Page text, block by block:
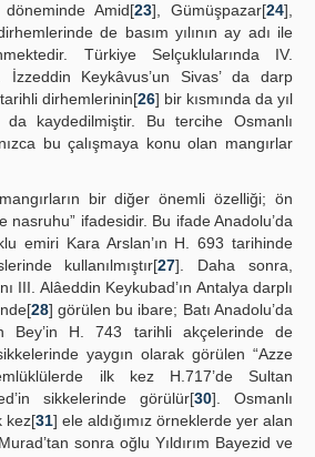
döneminde Amid[23], Gümüşpazar[24],
de basım yılının ay adı ile
Türkiye Selçuklularında IV.
İzzeddin Keykâvus’un Sivas’ da darp
dirhemlerinin[26] bir kısmında da yıl
kaydedilmiştir. Bu tercihe Osmanlı
bu çalışmaya konu olan mangırlar
bir diğer önemli özelliği; ön
nasruhu” ifadesidir. Bu ifade Anadolu’da
emiri Kara Arslan’ın H. 693 tarihinde
kullanılmıştır[27]. Daha sonra,
III. Alâeddin Keykubad’ın Antalya darplı
28] görülen bu ibare; Batı Anadolu’da
Bey’in H. 743 tarihli akçelerinde de
yaygın olarak görülen “Azze
ilk kez H.717’de Sultan
sikkelerinde görülür[30]. Osmanlı
kez[31] ele aldığımız örneklerde yer alan
sonra oğlu Yıldırım Bayezid ve